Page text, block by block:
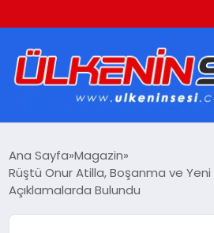
EKONOMI
Ana Sayfa Magazin
Rüştü Onur Atilla, Boşanma ve Yeni
Açıklamalarda Bulundu